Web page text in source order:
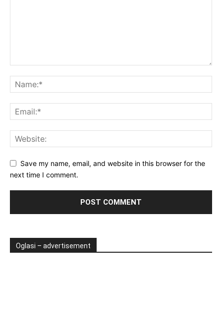
Save my name, email, and website in this browser for the
next time I comment.
Oglasi – advertisement